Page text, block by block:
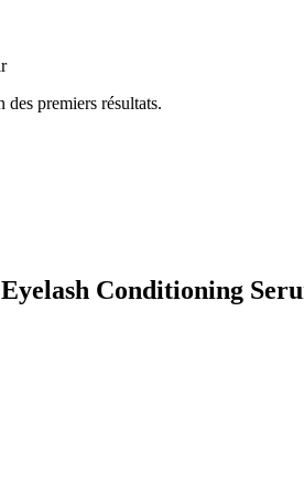
premiers résultats.
Conditioning